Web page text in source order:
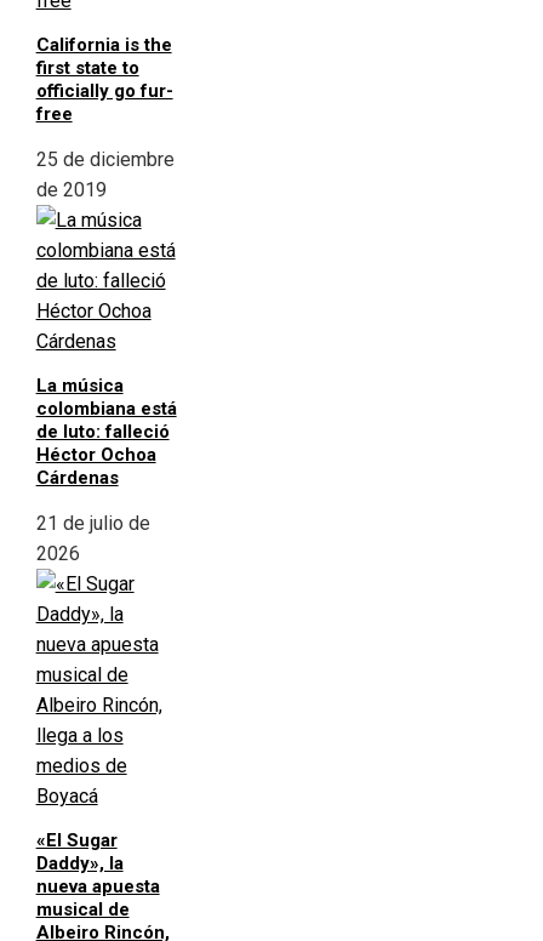
California is the
first state to
officially go fur-
free
25 de diciembre
de 2019
La música
colombiana está
de luto: falleció
Héctor Ochoa
Cárdenas
21 de julio de
2026
«El Sugar
Daddy», la
nueva apuesta
musical de
Albeiro Rincón,